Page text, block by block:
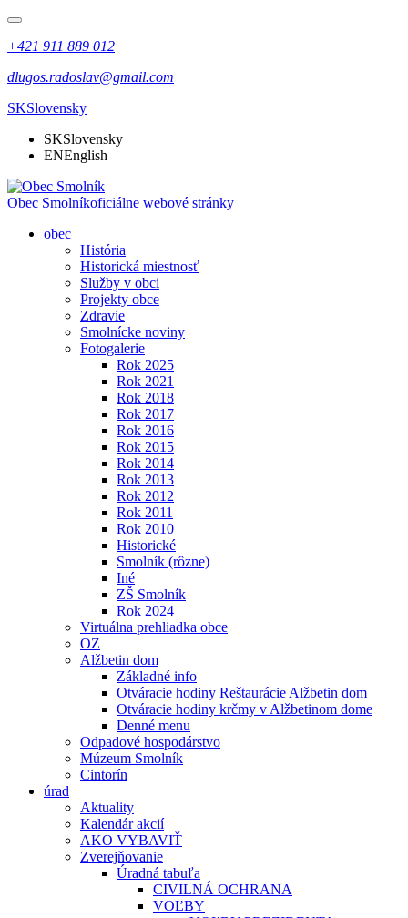
+421 911 889 012
dlugos.radoslav@gmail.com
SKSlovensky
SKSlovensky
ENEnglish
Obec Smolníkoficiálne webové stránky
obec
História
Historická miestnosť
Služby v obci
Projekty obce
Zdravie
Smolnícke noviny
Fotogalerie
Rok 2025
Rok 2021
Rok 2018
Rok 2017
Rok 2016
Rok 2015
Rok 2014
Rok 2013
Rok 2012
Rok 2011
Rok 2010
Historické
Smolník (rôzne)
Iné
ZŠ Smolník
Rok 2024
Virtuálna prehliadka obce
OZ
Alžbetin dom
Základné info
Otváracie hodiny Reštaurácie Alžbetin dom
Otváracie hodiny krčmy v Alžbetinom dome
Denné menu
Odpadové hospodárstvo
Múzeum Smolník
Cintorín
úrad
Aktuality
Kalendár akcií
AKO VYBAVIŤ
Zverejňovanie
Úradná tabuľa
CIVILNÁ OCHRANA
VOĽBY